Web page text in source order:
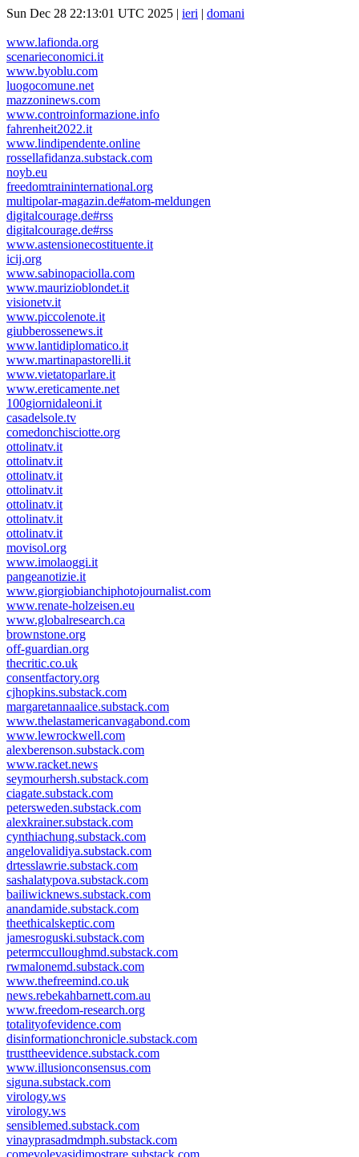
Sun Dec 28 22:13:01 UTC 2025 | ieri | domani
www.lafionda.org
scenarieconomici.it
www.byoblu.com
luogocomune.net
mazzoninews.com
www.controinformazione.info
fahrenheit2022.it
www.lindipendente.online
rossellafidanza.substack.com
noyb.eu
freedomtraininternational.org
multipolar-magazin.de#atom-meldungen
digitalcourage.de#rss
digitalcourage.de#rss
www.astensionecostituente.it
icij.org
www.sabinopaciolla.com
www.maurizioblondet.it
visionetv.it
www.piccolenote.it
giubberossenews.it
www.lantidiplomatico.it
www.martinapastorelli.it
www.vietatoparlare.it
www.ereticamente.net
100giornidaleoni.it
casadelsole.tv
comedonchisciotte.org
ottolinatv.it
ottolinatv.it
ottolinatv.it
ottolinatv.it
ottolinatv.it
ottolinatv.it
ottolinatv.it
movisol.org
www.imolaoggi.it
pangeanotizie.it
www.giorgiobianchiphotojournalist.com
www.renate-holzeisen.eu
www.globalresearch.ca
brownstone.org
off-guardian.org
thecritic.co.uk
consentfactory.org
cjhopkins.substack.com
margaretannaalice.substack.com
www.thelastamericanvagabond.com
www.lewrockwell.com
alexberenson.substack.com
www.racket.news
seymourhersh.substack.com
ciagate.substack.com
petersweden.substack.com
alexkrainer.substack.com
cynthiachung.substack.com
angelovalidiya.substack.com
drtesslawrie.substack.com
sashalatypova.substack.com
bailiwicknews.substack.com
anandamide.substack.com
theethicalskeptic.com
jamesroguski.substack.com
petermcculloughmd.substack.com
rwmalonemd.substack.com
www.thefreemind.co.uk
news.rebekahbarnett.com.au
www.freedom-research.org
totalityofevidence.com
disinformationchronicle.substack.com
trusttheevidence.substack.com
www.illusionconsensus.com
siguna.substack.com
virology.ws
virology.ws
sensiblemed.substack.com
vinayprasadmdmph.substack.com
comevolevasidimostrare.substack.com